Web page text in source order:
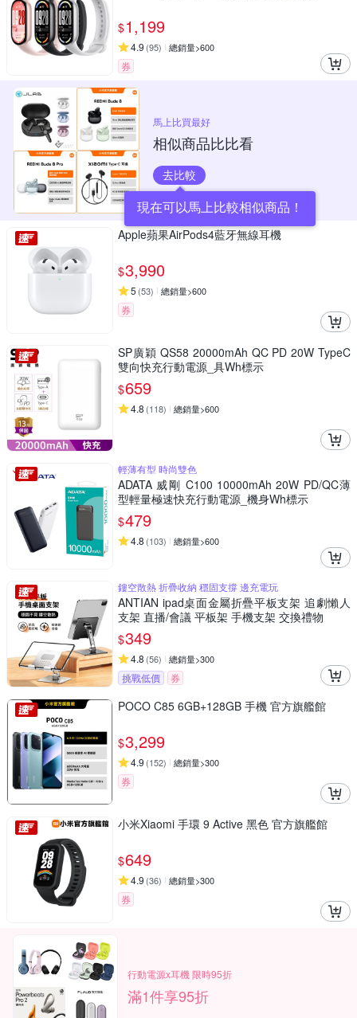
$1,199
4.9 (95) 總銷量>600
券
馬上比買最好
相似商品比比看
去比較
現在可以馬上比較相似商品！
Apple蘋果AirPods4藍牙無線耳機
$3,990
5 (53) 總銷量>600
券
SP廣穎 QS58 20000mAh QC PD 20W TypeC
雙向快充行動電源_具Wh標示
$659
4.8 (118) 總銷量>600
輕薄有型 時尚雙色
ADATA 威剛 C100 10000mAh 20W PD/QC薄
型輕量極速快充行動電源_機身Wh標示
$479
4.8 (103) 總銷量>600
鏤空散熱 折疊收納 穩固支撐 邊充電玩
ANTIAN ipad桌面金屬折疊平板支架 追劇懶人
支架 直播/會議 平板架 手機支架 交換禮物
$349
4.8 (56) 總銷量>300
挑戰低價 券
POCO C85 6GB+128GB 手機 官方旗艦館
$3,299
4.9 (152) 總銷量>300
券
小米Xiaomi 手環 9 Active 黑色 官方旗艦館
$649
4.9 (36) 總銷量>300
券
行動電源x耳機 限時95折
滿1件享95折